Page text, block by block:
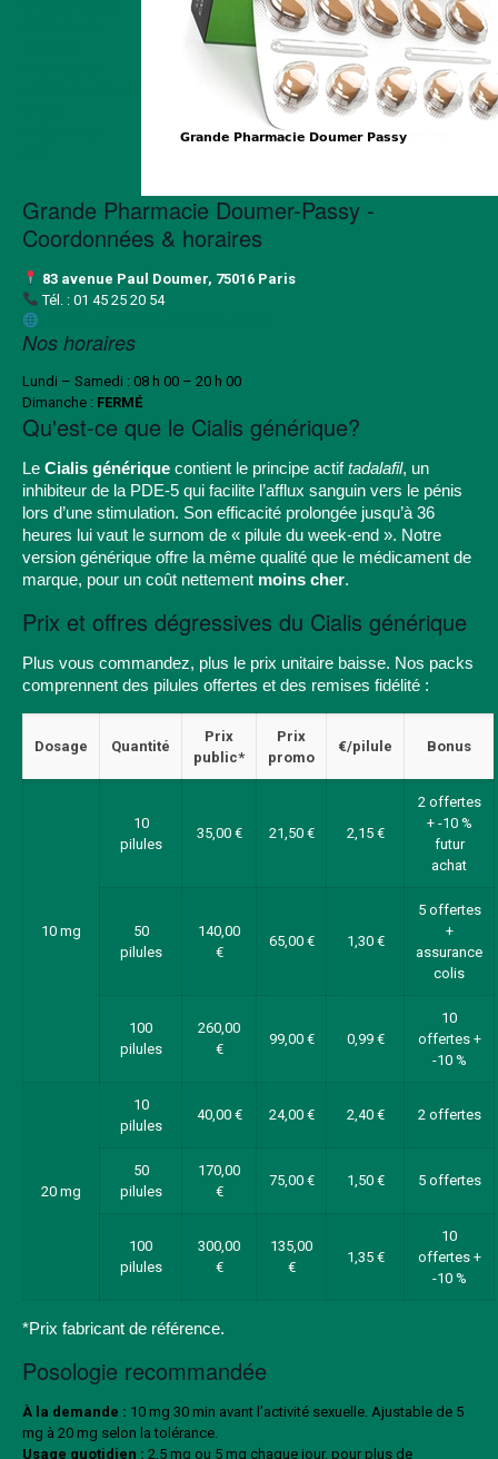
Grande Pharmacie Doumer-Passy -
Coordonnées & horaires
83 avenue Paul Doumer, 75016 Paris
Tél. : 01 45 25 20 54
Nos horaires
Lundi – Samedi : 08 h 00 – 20 h 00
Dimanche : FERMÉ
Qu'est-ce que le Cialis générique?
Le Cialis générique contient le principe actiftadalafil, un
inhibiteur de la PDE-5 qui facilite l’afflux sanguin vers le pénis
lors d’une stimulation. Son efficacité prolongée jusqu’à 36
heures lui vaut le surnom de « pilule du week-end ». Notre
version générique offre la même qualité que le médicament de
marque, pour un coût nettement moins cher.
Prix et offres dégressives du Cialis générique
Plus vous commandez, plus le prix unitaire baisse. Nos packs
comprennent des pilules offertes et des remises fidélité :
Dosage Quantité
Prix
public*
Prix
promo
€/pilule Bonus
10 mg
10
pilules
35,00 € 21,50 € 2,15 €
2 offertes
+ -10 %
futur
achat
50
pilules
140,00
€
65,00 € 1,30 €
5 offertes
+
assurance
colis
100
pilules
260,00
€
99,00 € 0,99 €
10
offertes +
-10 %
20 mg
10
pilules
40,00 € 24,00 € 2,40 € 2 offertes
50
pilules
170,00
€
75,00 € 1,50 € 5 offertes
100
pilules
300,00
€
135,00
€
1,35 €
10
offertes +
-10 %
*Prix fabricant de référence.
Posologie recommandée
À la demande : 10 mg 30 min avant l’activité sexuelle. Ajustable de 5
mg à 20 mg selon la tolérance.
Usage quotidien : 2,5 mg ou 5 mg chaque jour, pour plus de